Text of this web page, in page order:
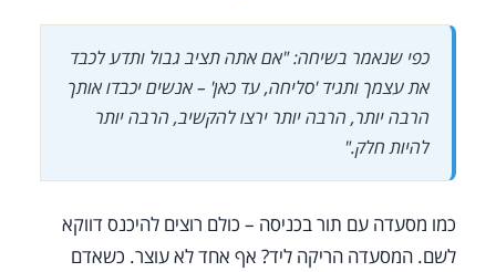
כפי שנאמר בשיחה: "אם אתה תציב גבול ותדע לכבד
את עצמך ותגיד 'סליחה, עד כאן' – אנשים יכבדו אותך
הרבה יותר, הרבה יותר ירצו להקשיב, הרבה יותר
להיות חלק."
כמו מסעדה עם תור בכניסה – כולם רוצים להיכנס דווקא
לשם. המסעדה הריקה ליד? אף אחד לא עוצר. כשאדם